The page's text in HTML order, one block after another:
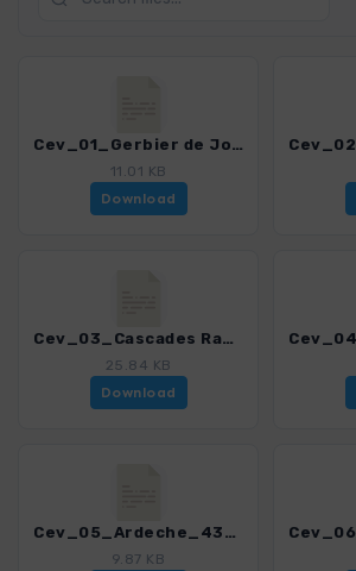
Cev_01_Gerbier de Jonc_4323_4.gpx
11.01 KB
Download
Cev_03_Cascades Ray-Pic_4323_4.gpx
25.84 KB
Download
Cev_05_Ardeche_4323_4.gpx
9.87 KB